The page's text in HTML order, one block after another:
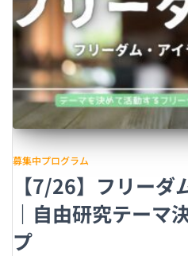
募集中プログラム
【7/26】フリーダ
｜自由研究テーマ
プ